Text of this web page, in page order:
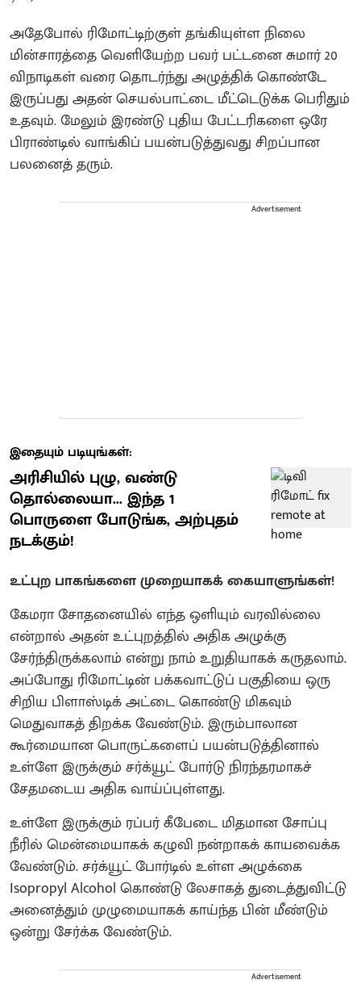
அதேபோல் ரிமோட்டிற்குள் தங்கியுள்ள நிலை
மின்சாரத்தை வெளியேற்ற பவர் பட்டனை சுமார் 20
விநாடிகள் வரை தொடர்ந்து அழுத்திக் கொண்டே
இருப்பது அதன் செயல்பாட்டை மீட்டெடுக்க பெரிதும்
உதவும். மேலும் இரண்டு புதிய பேட்டரிகளை ஒரே
பிராண்டில் வாங்கிப் பயன்படுத்துவது சிறப்பான
பலனைத் தரும்.
Advertisement
இதையும் படியுங்கள்:
அரிசியில் புழு, வண்டு
தொல்லையா... இந்த 1
பொருளை போடுங்க, அற்புதம்
நடக்கும்!
உட்புற பாகங்களை முறையாகக் கையாளுங்கள்!
கேமரா சோதனையில் எந்த ஒளியும் வரவில்லை
என்றால் அதன் உட்புறத்தில் அதிக அழுக்கு
சேர்ந்திருக்கலாம் என்று நாம் உறுதியாகக் கருதலாம்.
அப்போது ரிமோட்டின் பக்கவாட்டுப் பகுதியை ஒரு
சிறிய பிளாஸ்டிக் அட்டை கொண்டு மிகவும்
மெதுவாகத் திறக்க வேண்டும். இரும்பாலான
கூர்மையான பொருட்களைப் பயன்படுத்தினால்
உள்ளே இருக்கும் சர்க்யூட் போர்டு நிரந்தரமாகச்
சேதமடைய அதிக வாய்ப்புள்ளது.
உள்ளே இருக்கும் ரப்பர் கீபேடை மிதமான சோப்பு
நீரில் மென்மையாகக் கழுவி நன்றாகக் காயவைக்க
வேண்டும். சர்க்யூட் போர்டில் உள்ள அழுக்கை
Isopropyl Alcohol கொண்டு லேசாகத் துடைத்துவிட்டு
அனைத்தும் முழுமையாகக் காய்ந்த பின் மீண்டும்
ஒன்று சேர்க்க வேண்டும்.
Advertisement